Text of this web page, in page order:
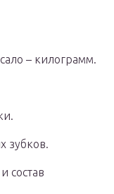
– килограмм.
зубков.
состав